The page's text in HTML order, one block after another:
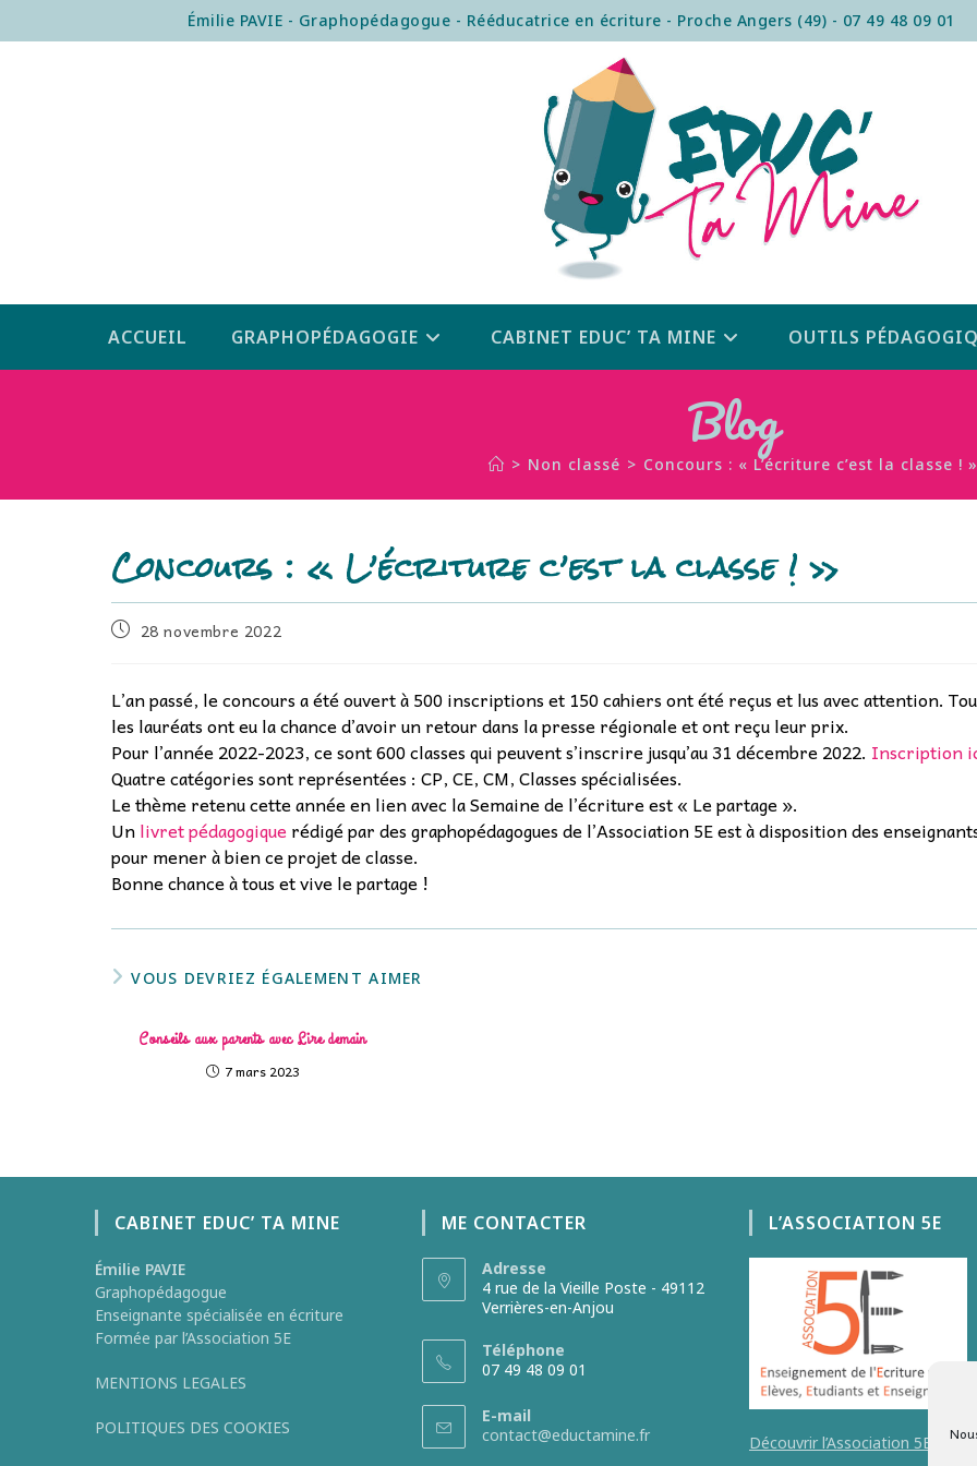
Émilie PAVIE - Graphopédagogue - Rééducatrice en écriture - Proche Angers (49) - 07 49 48 09 01
ACCUEIL GRAPHOPÉDAGOGIE CABINET EDUC’ TA MINE OUTILS
Blog
> Non classé > Concours : « L’écriture c’est la classe ! »
Concours : « L’écriture c’est la classe ! »
28 novembre 2022
L’an passé, le concours a été ouvert à 500 inscriptions et 150 cahiers ont été reçus et lus avec attention.
les lauréats ont eu la chance d’avoir un retour dans la presse régionale et ont reçu leur prix.
Pour l’année 2022-2023, ce sont 600 classes qui peuvent s’inscrire jusqu’au 31 décembre 2022. Inscription
Quatre catégories sont représentées : CP, CE, CM, Classes spécialisées.
Le thème retenu cette année en lien avec la Semaine de l’écriture est « Le partage ».
Unlivret pédagogique rédigé par des graphopédagogues de l’Association 5E est à disposition des
pour mener à bien ce projet de classe.
Bonne chance à tous et vive le partage !
VOUS DEVRIEZ ÉGALEMENT AIMER
Conseils aux parents avec Lire demain
7 mars 2023
CABINET EDUC’ TA MINE
Émilie PAVIE
Graphopédagogue
Enseignante spécialisée en écriture
Formée par l’Association 5E
MENTIONS LEGALES
POLITIQUES DES COOKIES
ME CONTACTER
Adresse
4 rue de la Vieille Poste - 49112
Verrières-en-Anjou
Téléphone
07 49 48 09 01
E-mail
contact@eductamine.fr
L’ASSOCIATION 5E
Découvrir l’Association 5E